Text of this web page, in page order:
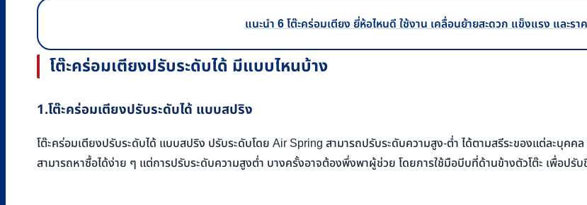
แนะนำ 6 โต๊ะคร่อมเตียง ยี่ห้อไหนดี ใช้งาน เคลื่อนย้ายสะดวก แข็งแรง และร
โต๊ะคร่อมเตียงปรับระดับได้ มีแบบไหนบ้าง
1.โต๊ะคร่อมเตียงปรับระดับได้ แบบสปริง
โต๊ะคร่อมเตียงปรับระดับได้ แบบสปริง ปรับระดับโดย Air Spring สามารถปรับระดับความสูง-ต่ำ ได้ตามสรีระของแต่ละบุคค
สามารถหาซื้อได้ง่าย ๆ แต่การปรับระดับความสูงต่ำ บางครั้งอาจต้องพึ่งพาผู้ช่วย โดยการใช้มือบีบที่ด้านข้างตัวโต๊ะ เพื่อปรับ